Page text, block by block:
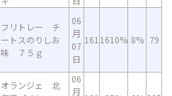
フリトレー チ
ートスのりしお
味 ７５ｇ
06
月
07
日
161 1610% 8% 79
オランジェ 北
06
月